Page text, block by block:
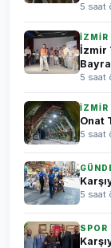
5 saat
İZMİR
İzmir
5 saat
İZMİR
Onat
5 saat
5 saat
SPOR